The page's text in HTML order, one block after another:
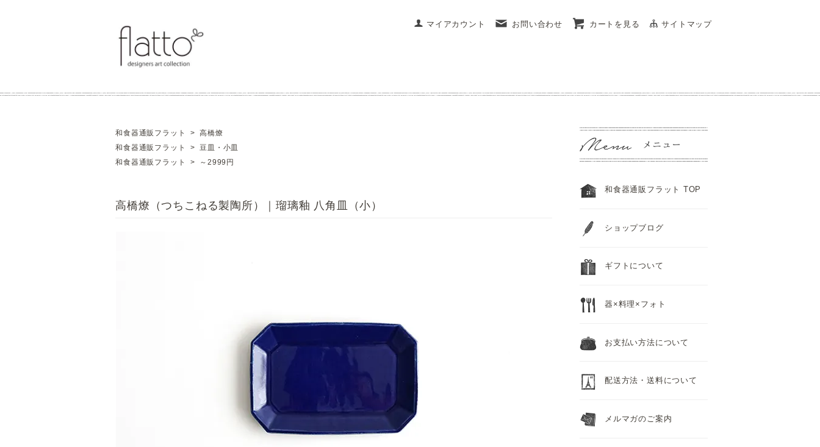
マイアカウント お問い合わせ カートを見る サイトマップ
和食器通販フラット >高橋燎
和食器通販フラット
>豆皿・小皿
和食器通販フラット
> ～2999円
高橋燎（つちこねる製陶所）｜瑠璃釉 八角皿（小）
和食器通販フラット TOP
ショップブログ
ギフトについて
器×料理×フォト
お支払い方法について
配送方法・送料について
メルマガのご案内